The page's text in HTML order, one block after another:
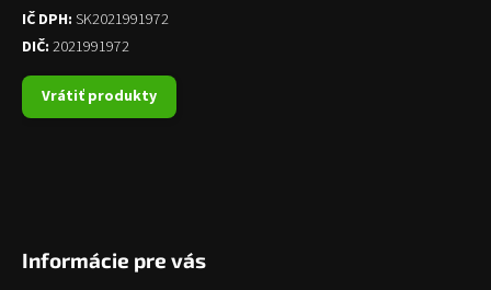
IČ DPH: SK2021991972
DIČ: 2021991972
Vrátiť produkty
Informácie pre vás